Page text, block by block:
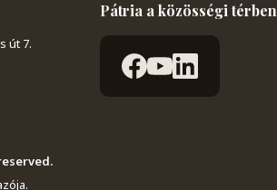
út 7.
Pátria a közösségi térben
.